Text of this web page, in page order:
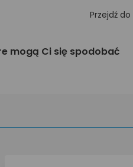
Przejdź do
mogą Ci się spodobać